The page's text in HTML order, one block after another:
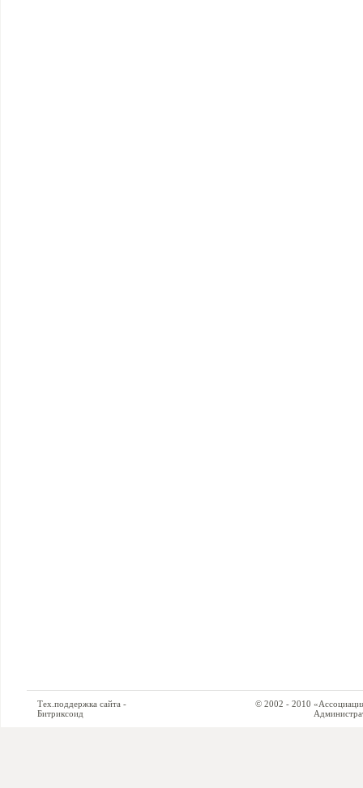
Тех.поддержка сайта -
Битриксоид
© 2002 - 2010 «Ассоциация